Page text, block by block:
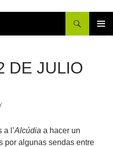
DE JULIO
a l’Alcúdia a hacer un
por algunas sendas entre